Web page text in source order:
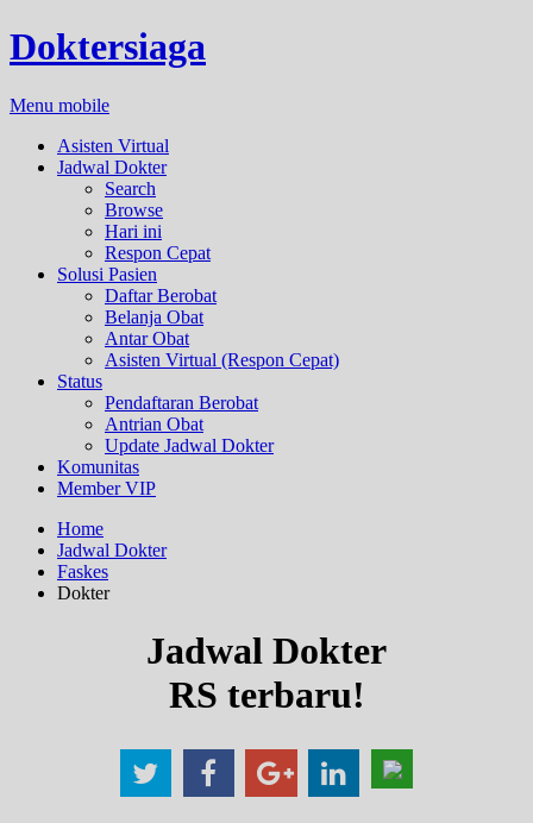
Doktersiaga
Menu mobile
Asisten Virtual
Jadwal Dokter
Search
Browse
Hari ini
Respon Cepat
Solusi Pasien
Daftar Berobat
Belanja Obat
Antar Obat
Asisten Virtual (Respon Cepat)
Status
Pendaftaran Berobat
Antrian Obat
Update Jadwal Dokter
Komunitas
Member VIP
Home
Jadwal Dokter
Faskes
Dokter
Jadwal Dokter
RS terbaru!